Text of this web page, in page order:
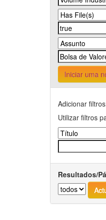
Iniciar uma
Adicionar
Utilizar filtros
Resultados/